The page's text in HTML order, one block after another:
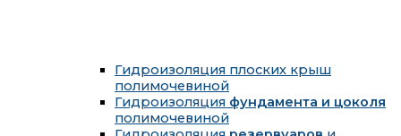
Гидроизоляция плоских крыш
полимочевиной
Гидроизоляция фундамента и цоколя
полимочевиной